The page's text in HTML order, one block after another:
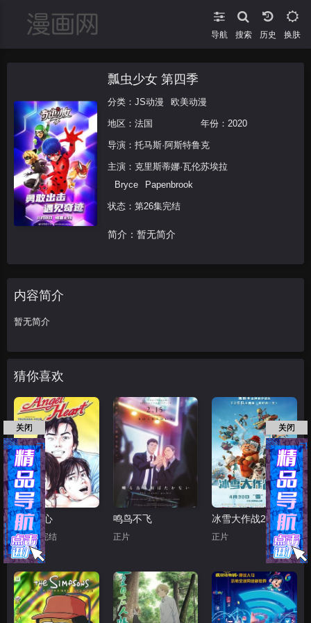
导航 搜索 换肤
瓢虫少女 第四季
分类： JS动漫 欧美动漫
地区： 法国 年份： 2020
导演： 托马斯·阿斯特鲁克
主演： 克里斯蒂娜·瓦伦苏埃拉
Bryce
Papenbrook
状态：第26集完结
简介：暂无简介
内容简介
暂无简介
猜你喜欢
天使之心
第50集完结
鸣鸟不飞
正片
冰雪大作战2（原声版）
正片
关闭 关闭